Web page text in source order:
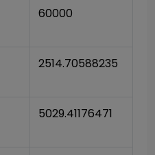
60000
2514.70588235
5029.41176471